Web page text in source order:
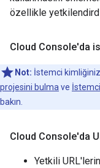
özellikle
Cloud Console'da
Not: İstemci
projesini bulma ve
bakın.
Cloud Console'da
Yetkili